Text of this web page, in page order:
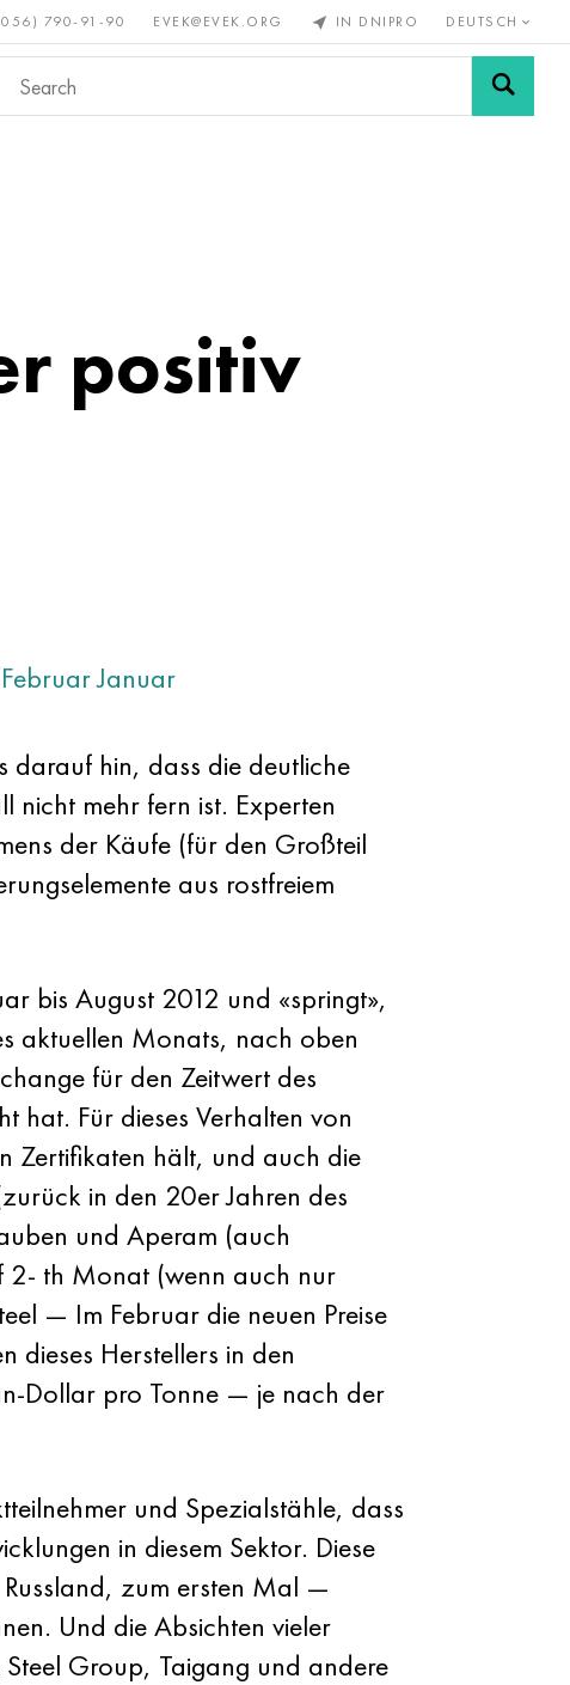
790-91-90 EVEK@EVEK.ORG IN DNIPRO DEUTSCH
Stahl Drahtgewebe &
positiv
FebruarJanuar
darauf hin, dass die deutliche
mehr fern ist. Experten
der Käufe (für den Großteil
aus rostfreiem
bis August 2012 und «springt»,
aktuellen Monats, nach oben
für den Zeitwert des
Für dieses Verhalten von
Zertifikaten hält, und auch die
in den 20er Jahren des
und Aperam (auch
2- th Monat (wenn auch nur
— Im Februar die neuen Preise
dieses Herstellers in den
Dollar pro Tonne — je nach der
und Spezialstähle, dass
in diesem Sektor. Diese
zum ersten Mal —
Und die Absichten vieler
Group, Taigang und andere